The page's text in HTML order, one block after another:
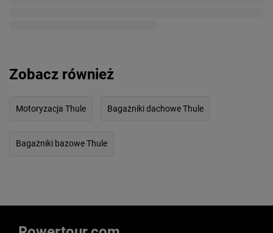
Zobacz również
Motoryzacja Thule Bagażniki dachowe Thule
Bagażniki bazowe Thule